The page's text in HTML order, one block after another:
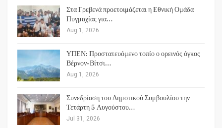
Στα Γρεβενά προετοιμάζεται η Εθνική Ομάδα
Πυγμαχίας για…
Aug 1, 2026
ΥΠΕΝ: Προστατευόμενο τοπίο ο ορεινός όγκος
Βέρνον-Βίτσι…
Aug 1, 2026
Συνεδρίαση του Δημοτικού Συμβουλίου την
Τετάρτη 5 Αυγούστου…
Jul 31, 2026